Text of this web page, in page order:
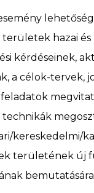
hazai és
kérdéseinek,
a célok-tervek,
kereskedelmi/
területének új